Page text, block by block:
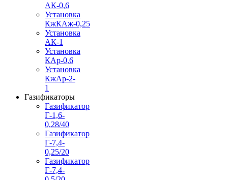
АК-0,6
Установка
КжКАж-0,25
Установка
АК-1
Установка
КАр-0,6
Установка
КжАр-2-
1
Газификаторы
Газификатор
Г-1,6-
0,28/40
Газификатор
Г-7,4-
0,25/20
Газификатор
Г-7,4-